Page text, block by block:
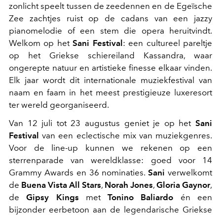
zonlicht speelt tussen de zeedennen en de Egeïsche
Zee zachtjes ruist op de cadans van een jazzy
pianomelodie of een stem die opera heruitvindt.
Welkom op hetSani Festival: een cultureel pareltje
op het Griekse schiereiland Kassandra, waar
ongerepte natuur en artistieke finesse elkaar vinden.
Elk jaar wordt dit internationale muziekfestival van
naam en faam in het meest prestigieuze luxeresort
ter wereld georganiseerd.
Van 12 juli tot 23 augustus geniet je op het Sani
Festivalvan een eclectische mix van muziekgenres.
Voor de line-up kunnen we rekenen op een
sterrenparade van wereldklasse: goed voor 14
Grammy Awards en 36 nominaties.Sani verwelkomt
de Buena Vista All Stars, Norah Jones, Gloria Gaynor,
deGipsy Kings metTonino Baliardo én een
bijzonder eerbetoon aan de legendarische Griekse